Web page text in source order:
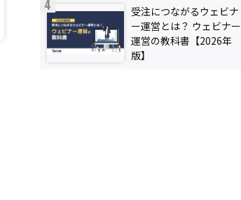
受注につながるウェビナ
ー運営とは？ ウェビナー
運営の教科書【2026年
版】